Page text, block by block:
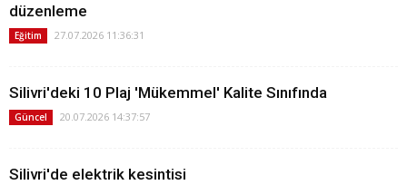
düzenleme
Eğitim 27.07.2026 11:36:31
Silivri'deki 10 Plaj 'Mükemmel' Kalite Sınıfında
Güncel 20.07.2026 14:37:57
Silivri'de elektrik kesintisi